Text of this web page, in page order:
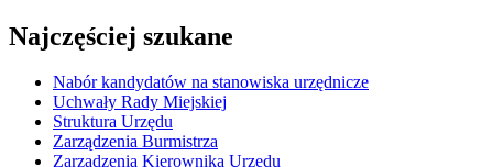
Najczęściej szukane
Nabór kandydatów na stanowiska urzędnicze
Uchwały Rady Miejskiej
Struktura Urzędu
Zarządzenia Burmistrza
Zarządzenia Kierownika Urzędu